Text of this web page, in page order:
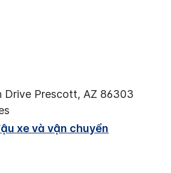
Drive Prescott, AZ 86303
xe và vận chuyển